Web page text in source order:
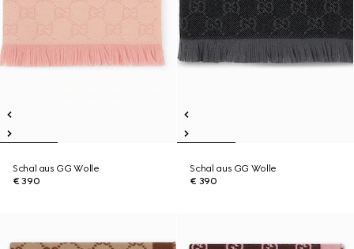
Schal aus GG Wolle
€ 390
Schal aus GG Wolle
€ 390